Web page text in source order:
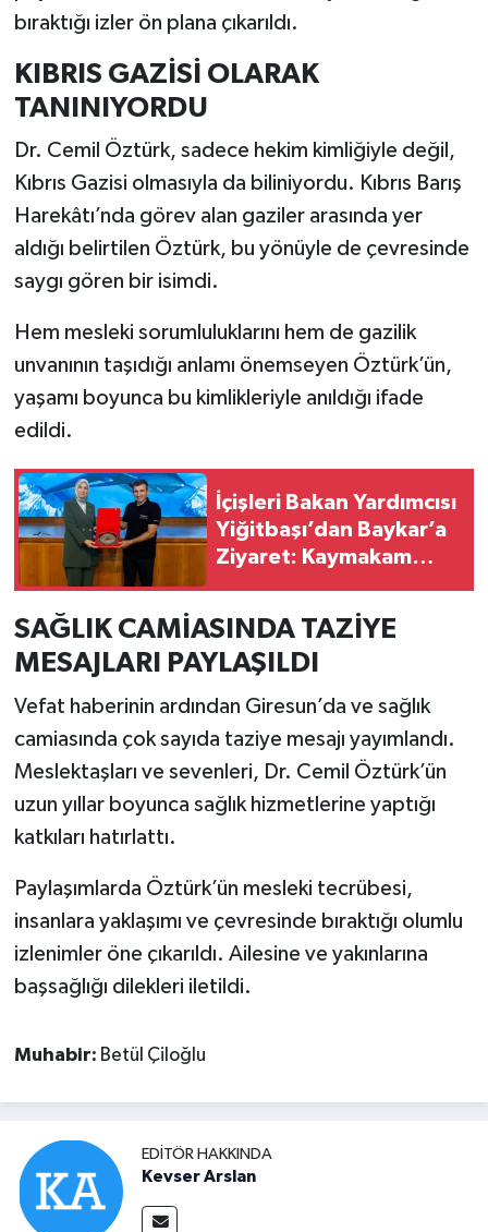
bıraktığı izler ön plana çıkarıldı.
KIBRIS GAZİSİ OLARAK
TANINIYORDU
Dr. Cemil Öztürk, sadece hekim kimliğiyle değil,
Kıbrıs Gazisi olmasıyla da biliniyordu. Kıbrıs Barış
Harekâtı’nda görev alan gaziler arasında yer
aldığı belirtilen Öztürk, bu yönüyle de çevresinde
saygı gören bir isimdi.
Hem mesleki sorumluluklarını hem de gazilik
unvanının taşıdığı anlamı önemseyen Öztürk’ün,
yaşamı boyunca bu kimlikleriyle anıldığı ifade
edildi.
İçişleri Bakan Yardımcısı
Yiğitbaşı’dan Baykar’a
Ziyaret: Kaymakam
Teknolojiyi İnceledi
SAĞLIK CAMİASINDA TAZİYE
MESAJLARI PAYLAŞILDI
Vefat haberinin ardından Giresun’da ve sağlık
camiasında çok sayıda taziye mesajı yayımlandı.
Meslektaşları ve sevenleri, Dr. Cemil Öztürk’ün
uzun yıllar boyunca sağlık hizmetlerine yaptığı
katkıları hatırlattı.
Paylaşımlarda Öztürk’ün mesleki tecrübesi,
insanlara yaklaşımı ve çevresinde bıraktığı olumlu
izlenimler öne çıkarıldı. Ailesine ve yakınlarına
başsağlığı dilekleri iletildi.
Muhabir: Betül Çiloğlu
EDITÖR HAKKINDA
Kevser Arslan